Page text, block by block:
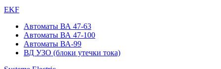
EKF
Автоматы ВА 47-63
Автоматы ВА 47-100
Автоматы ВА-99
ВД УЗО (блоки утечки тока)